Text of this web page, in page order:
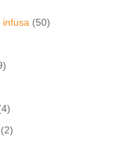
(50)
(2)